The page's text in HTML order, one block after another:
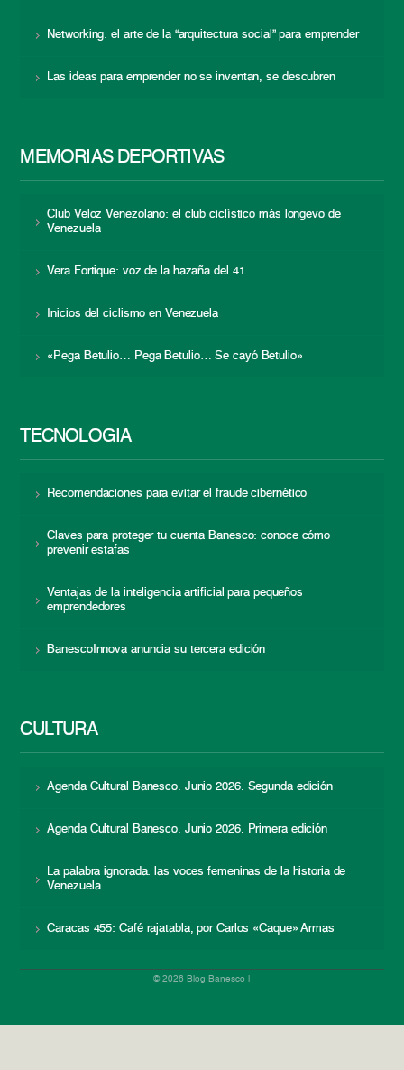
Networking: el arte de la “arquitectura social” para emprender
Las ideas para emprender no se inventan, se descubren
MEMORIAS DEPORTIVAS
Club Veloz Venezolano: el club ciclístico más longevo de
Venezuela
Vera Fortique: voz de la hazaña del 41
Inicios del ciclismo en Venezuela
«Pega Betulio… Pega Betulio… Se cayó Betulio»
TECNOLOGÍA
Recomendaciones para evitar el fraude cibernético
Claves para proteger tu cuenta Banesco: conoce cómo
prevenir estafas
Ventajas de la inteligencia artificial para pequeños
emprendedores
BanescoInnova anuncia su tercera edición
CULTURA
Agenda Cultural Banesco. Junio 2026. Segunda edición
Agenda Cultural Banesco. Junio 2026. Primera edición
La palabra ignorada: las voces femeninas de la historia de
Venezuela
Caracas 455: Café rajatabla, por Carlos «Caque» Armas
© 2026 Blog Banesco |